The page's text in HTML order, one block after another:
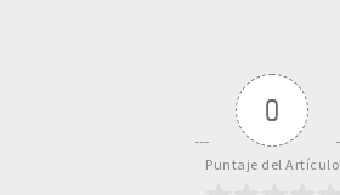
0
Puntaje del Artículo